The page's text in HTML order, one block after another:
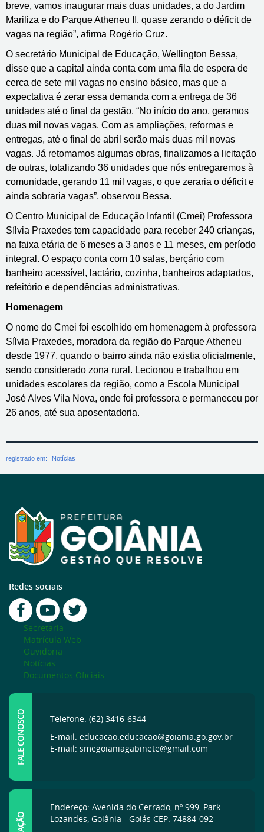
breve, vamos inaugurar mais duas unidades, a do Jardim
Mariliza e do Parque Atheneu II, quase zerando o déficit de
vagas na região”, afirma Rogério Cruz.
O secretário Municipal de Educação, Wellington Bessa,
disse que a capital ainda conta com uma fila de espera de
cerca de sete mil vagas no ensino básico, mas que a
expectativa é zerar essa demanda com a entrega de 36
unidades até o final da gestão. “No início do ano, geramos
duas mil novas vagas. Com as ampliações, reformas e
entregas, até o final de abril serão mais duas mil novas
vagas. Já retomamos algumas obras, finalizamos a licitação
de outras, totalizando 36 unidades que nós entregaremos à
comunidade, gerando 11 mil vagas, o que zeraria o déficit e
ainda sobraria vagas”, observou Bessa.
O Centro Municipal de Educação Infantil (Cmei) Professora
Sílvia Praxedes tem capacidade para receber 240 crianças,
na faixa etária de 6 meses a 3 anos e 11 meses, em período
integral. O espaço conta com 10 salas, berçário com
banheiro acessível, lactário, cozinha, banheiros adaptados,
refeitório e dependências administrativas.
Homenagem
O nome do Cmei foi escolhido em homenagem à professora
Sílvia Praxedes, moradora da região do Parque Atheneu
desde 1977, quando o bairro ainda não existia oficialmente,
sendo considerado zona rural. Lecionou e trabalhou em
unidades escolares da região, como a Escola Municipal
José Alves Vila Nova, onde foi professora e permaneceu por
26 anos, até sua aposentadoria.
registrado em: Notícias
Redes sociais
Secretaria
Matrícula Web
Ouvidoria
Notícias
Documentos Oficiais
FALE CONOSCO
Telefone: (62) 3416-6344
E-mail: educacao.educacao@goiania.go.gov.br
E-mail: smegoianiagabinete@gmail.com
Endereço: Avenida do Cerrado, nº 999, Park
Lozandes, Goiânia - Goiás CEP: 74884-092